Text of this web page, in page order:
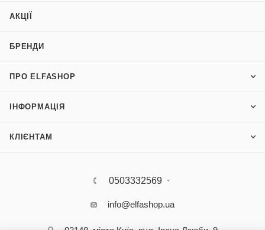
АКЦІЇ
БРЕНДИ
ПРО ELFASHOP
ІНФОРМАЦІЯ
КЛІЄНТАМ
0503332569
info@elfashop.ua